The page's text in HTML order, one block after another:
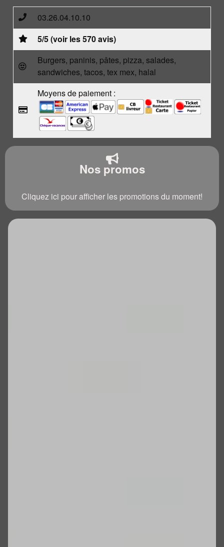
03.26.04.10.10
5/5 (voir les 570 avis)
Burgers, paninis, pâtes, pizza, salades,
sandwiches, tacos, tex mex, halal
Moyens de paiement :
Nos promos
Cliquez ici pour afficher les promotions du moment!